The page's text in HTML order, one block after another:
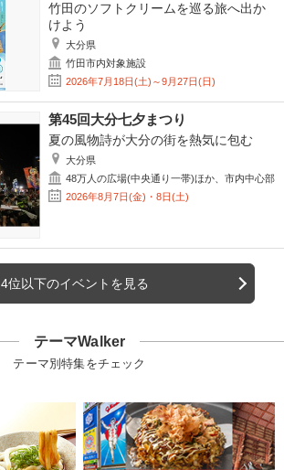
竹田のソフトクリームを巡る旅へ出か
けよう
大分県
竹田市内対象施設
2026年7月18日(土)～9月27日(日)
第45回大分七夕まつり
夏の風物詩が大分の街を熱気に包む
大分県
48万人の広場(中央通り一帯)ほか、市内中心部
2026年8月7日(金)・8日(土)
4位以下のイベントを見る
テーマWalker
テーマ別特集をチェック